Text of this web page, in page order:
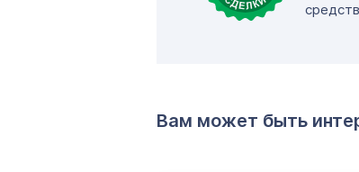
Вам может быть